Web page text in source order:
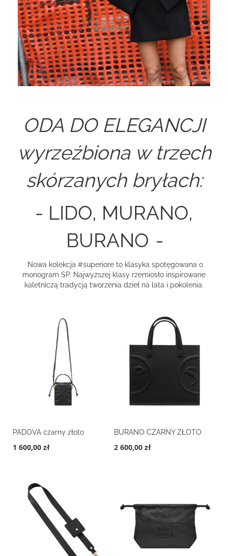
ODA DO ELEGANCJI
wyrzeźbiona w trzech
skórzanych bryłach:
- LIDO, MURANO,
BURANO -
Nowa kolekcja #superiore to klasyka spotęgowana o
monogram SP. Najwyższej klasy rzemiosło inspirowane
kaletniczą tradycją tworzenia dzieł na lata i pokolenia.
PADOVA czarny złoto
1 600,00 zł
BURANO CZARNY ZŁOTO
2 600,00 zł